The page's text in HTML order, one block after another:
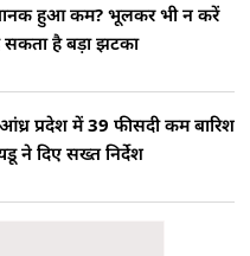
हुआ कम? भूलकर भी न करें
है बड़ा झटका
प्रदेश में 39 फीसदी कम बारिश
ने दिए सख्त निर्देश